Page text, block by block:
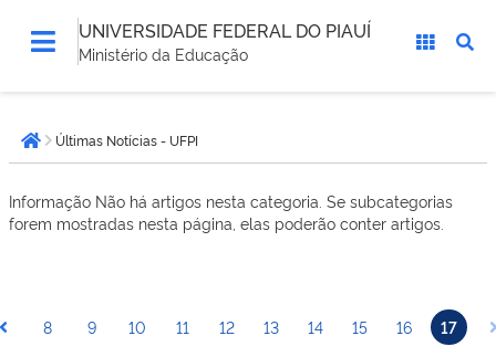
UNIVERSIDADE FEDERAL DO PIAUÍ
Ministério da Educação
está
aqui:Página inicial
Últimas Notícias - UFPI
Informação Não há artigos nesta categoria. Se subcategorias
forem mostradas nesta página, elas poderão conter artigos.
8 9 10 11 12 13 14 15 16 17